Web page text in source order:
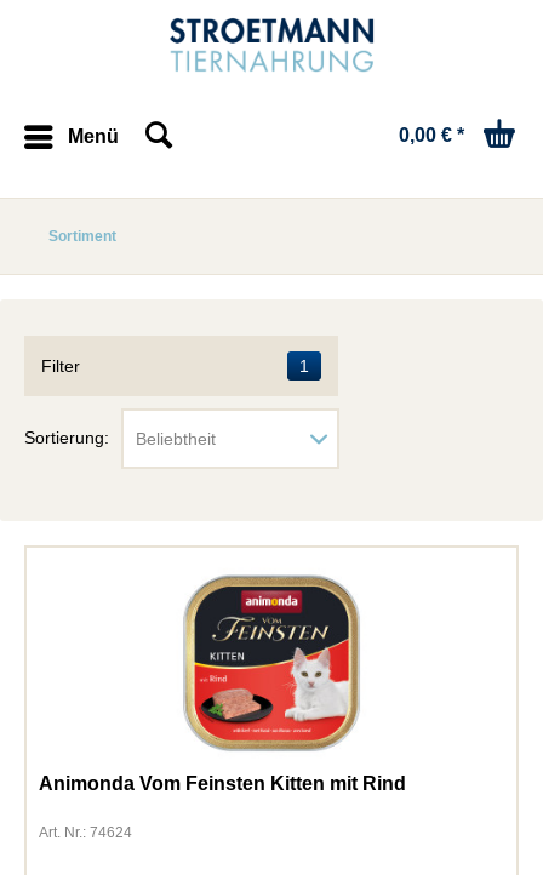
Menü 0,00 € *
Sortiment
Filter 1
Sortierung:
Animonda Vom Feinsten Kitten mit Rind
Art. Nr.: 74624